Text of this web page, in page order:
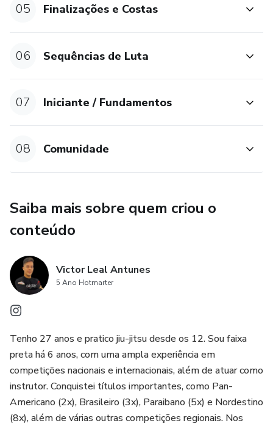
05 Finalizações e Costas
06 Sequências de Luta
07 Iniciante / Fundamentos
08 Comunidade
Saiba mais sobre quem criou o
conteúdo
Victor Leal Antunes
5 Ano Hotmarter
Tenho 27 anos e pratico jiu-jitsu desde os 12. Sou faixa
preta há 6 anos, com uma ampla experiência em
competições nacionais e internacionais, além de atuar como
instrutor. Conquistei títulos importantes, como Pan-
Americano (2x), Brasileiro (3x), Paraibano (5x) e Nordestino
(8x), além de várias outras competições regionais. Nos